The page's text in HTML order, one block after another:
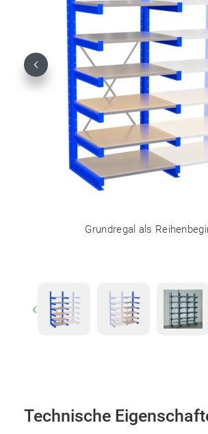
Grundregal als
Previous
Previous
Technische